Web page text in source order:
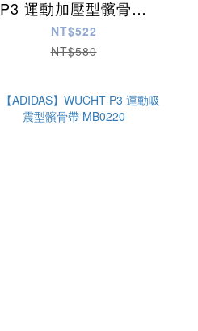
P3 運動加壓型髕骨帶
MG0047
NT$522
NT$580